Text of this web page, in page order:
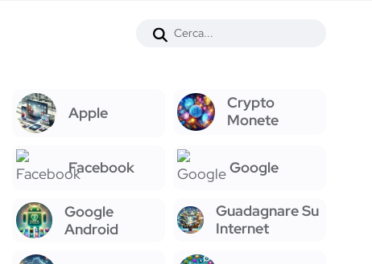
Apple
Crypto
Monete
Facebook Google
Google
Android
Guadagnare Su
Internet